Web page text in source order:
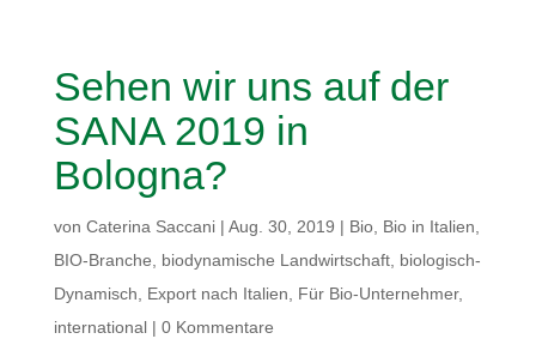
Sehen wir uns auf der
SANA 2019 in
Bologna?
von Caterina Saccani| Aug. 30, 2019 | Bio, Bio in Italien
BIO-Branche
biodynamische Landwirtschaft, biologisch-
Dynamisch
Export nach Italien Für Bio-Unternehmer,
international| 0 Kommentare